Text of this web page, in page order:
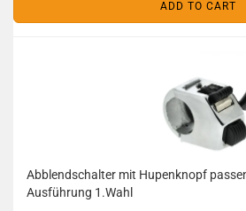
ADD TO CART
Abblendschalter mit Hupenknopf
Ausführung 1.Wahl